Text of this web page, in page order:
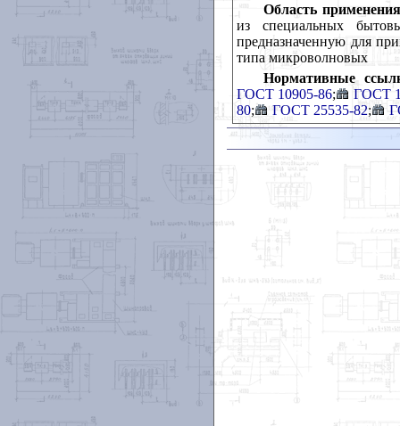
Область
из специальных
предназначенную для
типа микроволновых
Нормативные
ГОСТ 10905-86;
ГОСТ
80; ГОСТ 25535-82;